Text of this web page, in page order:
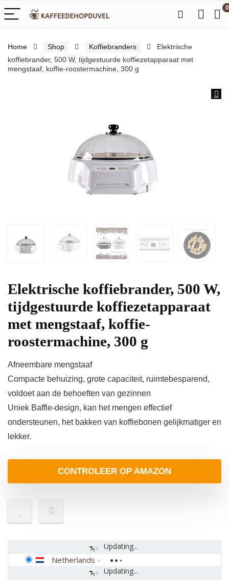
0
Home Shop Koffiebranders
Elektrische
koffiebrander, 500 W, tijdgestuurde koffiezetapparaat met
mengstaaf, koffie-roostermachine, 300 g
Elektrische koffiebrander, 500 W,
tijdgestuurde koffiezetapparaat
met mengstaaf, koffie-
roostermachine, 300 g
Afneembare mengstaaf
Compacte behuizing, grote capaciteit, ruimtebesparend,
voldoet aan de behoeften van gezinnen
Uniek Baffle-design, kan het mengen effectief
ondersteunen, het bakken van koffiebonen gelijkmatiger en
lekker.
CONTROLEER OP AMAZON
Updating...
Updating...
Netherlands -